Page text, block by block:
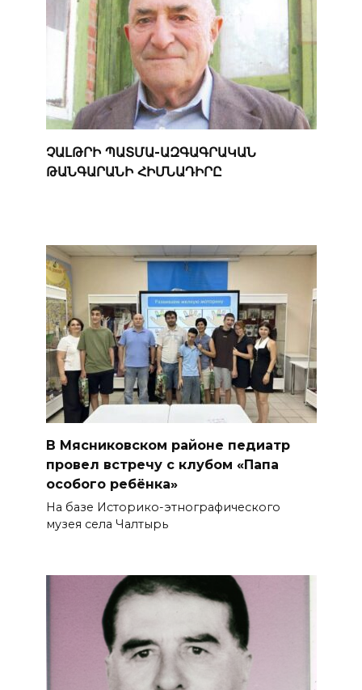
ՉԱԼԹՐԻ ՊԱՏՄԱ-ԱԶԳԱԳՐԱԿԱՆ
ԹԱՆԳԱՐԱՆԻ ՀԻՄՆԱԴԻՐԸ
В Мясниковском районе педиатр
провел встречу с клубом «Папа
особого ребёнка»
На базе Историко-этнографического
музея села Чалтырь